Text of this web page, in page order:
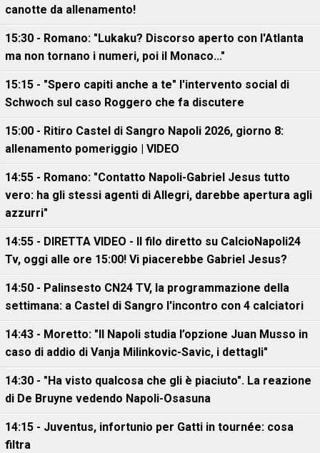
canotte da allenamento!
15:30 - Romano: "Lukaku? Discorso aperto con l'Atlanta
ma non tornano i numeri, poi il Monaco..."
15:15 - "Spero capiti anche a te" l'intervento social di
Schwoch sul caso Roggero che fa discutere
15:00 - Ritiro Castel di Sangro Napoli 2026, giorno 8:
allenamento pomeriggio | VIDEO
14:55 - Romano: "Contatto Napoli-Gabriel Jesus tutto
vero: ha gli stessi agenti di Allegri, darebbe apertura agli
azzurri"
14:55 - DIRETTA VIDEO - Il filo diretto su CalcioNapoli24
Tv, oggi alle ore 15:00! Vi piacerebbe Gabriel Jesus?
14:50 - Palinsesto CN24 TV, la programmazione della
settimana: a Castel di Sangro l'incontro con 4 calciatori
14:43 - Moretto: "Il Napoli studia l’opzione Juan Musso in
caso di addio di Vanja Milinkovic-Savic, i dettagli"
14:30 - "Ha visto qualcosa che gli è piaciuto". La reazione
di De Bruyne vedendo Napoli-Osasuna
14:15 - Juventus, infortunio per Gatti in tournée: cosa
filtra